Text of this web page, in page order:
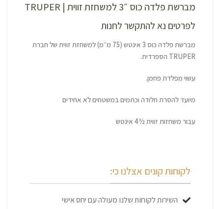
מברשת פלדה כוס ״3 למשחזת זווית | TRUPER
לפרטים נא להתקשר לחנות
מברשת פלדה כוס 3 אינטש (75 מ״מ) למשחזת זווית של חברת
TRUPER הספרדית.
עשוי מפלדת פחמן.
מיועד להסרת חלודה וכתמים במשטחים לא אחידים
עבור משחזות זווית ½4 אינטש
לקוחות קונים אצלנו כי:
השירות לקוחות שלנו מעולה עם יחס אישי